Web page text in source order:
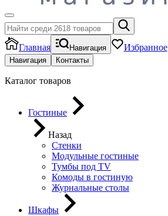
Главная Навигация Избранное
Навигация Контакты
Каталог товаров
Гостиные
Назад
Стенки
Модульные гостиные
Тумбы под ТV
Комоды в гостиную
Журнальные столы
Шкафы